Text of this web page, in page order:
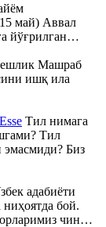
май) Аввал
йўғрилган…
Машраб
ишқ ила
Тил нимага
Тил
эмасмиди? Биз
адабиёти
ниҳоятда бой.
чин…